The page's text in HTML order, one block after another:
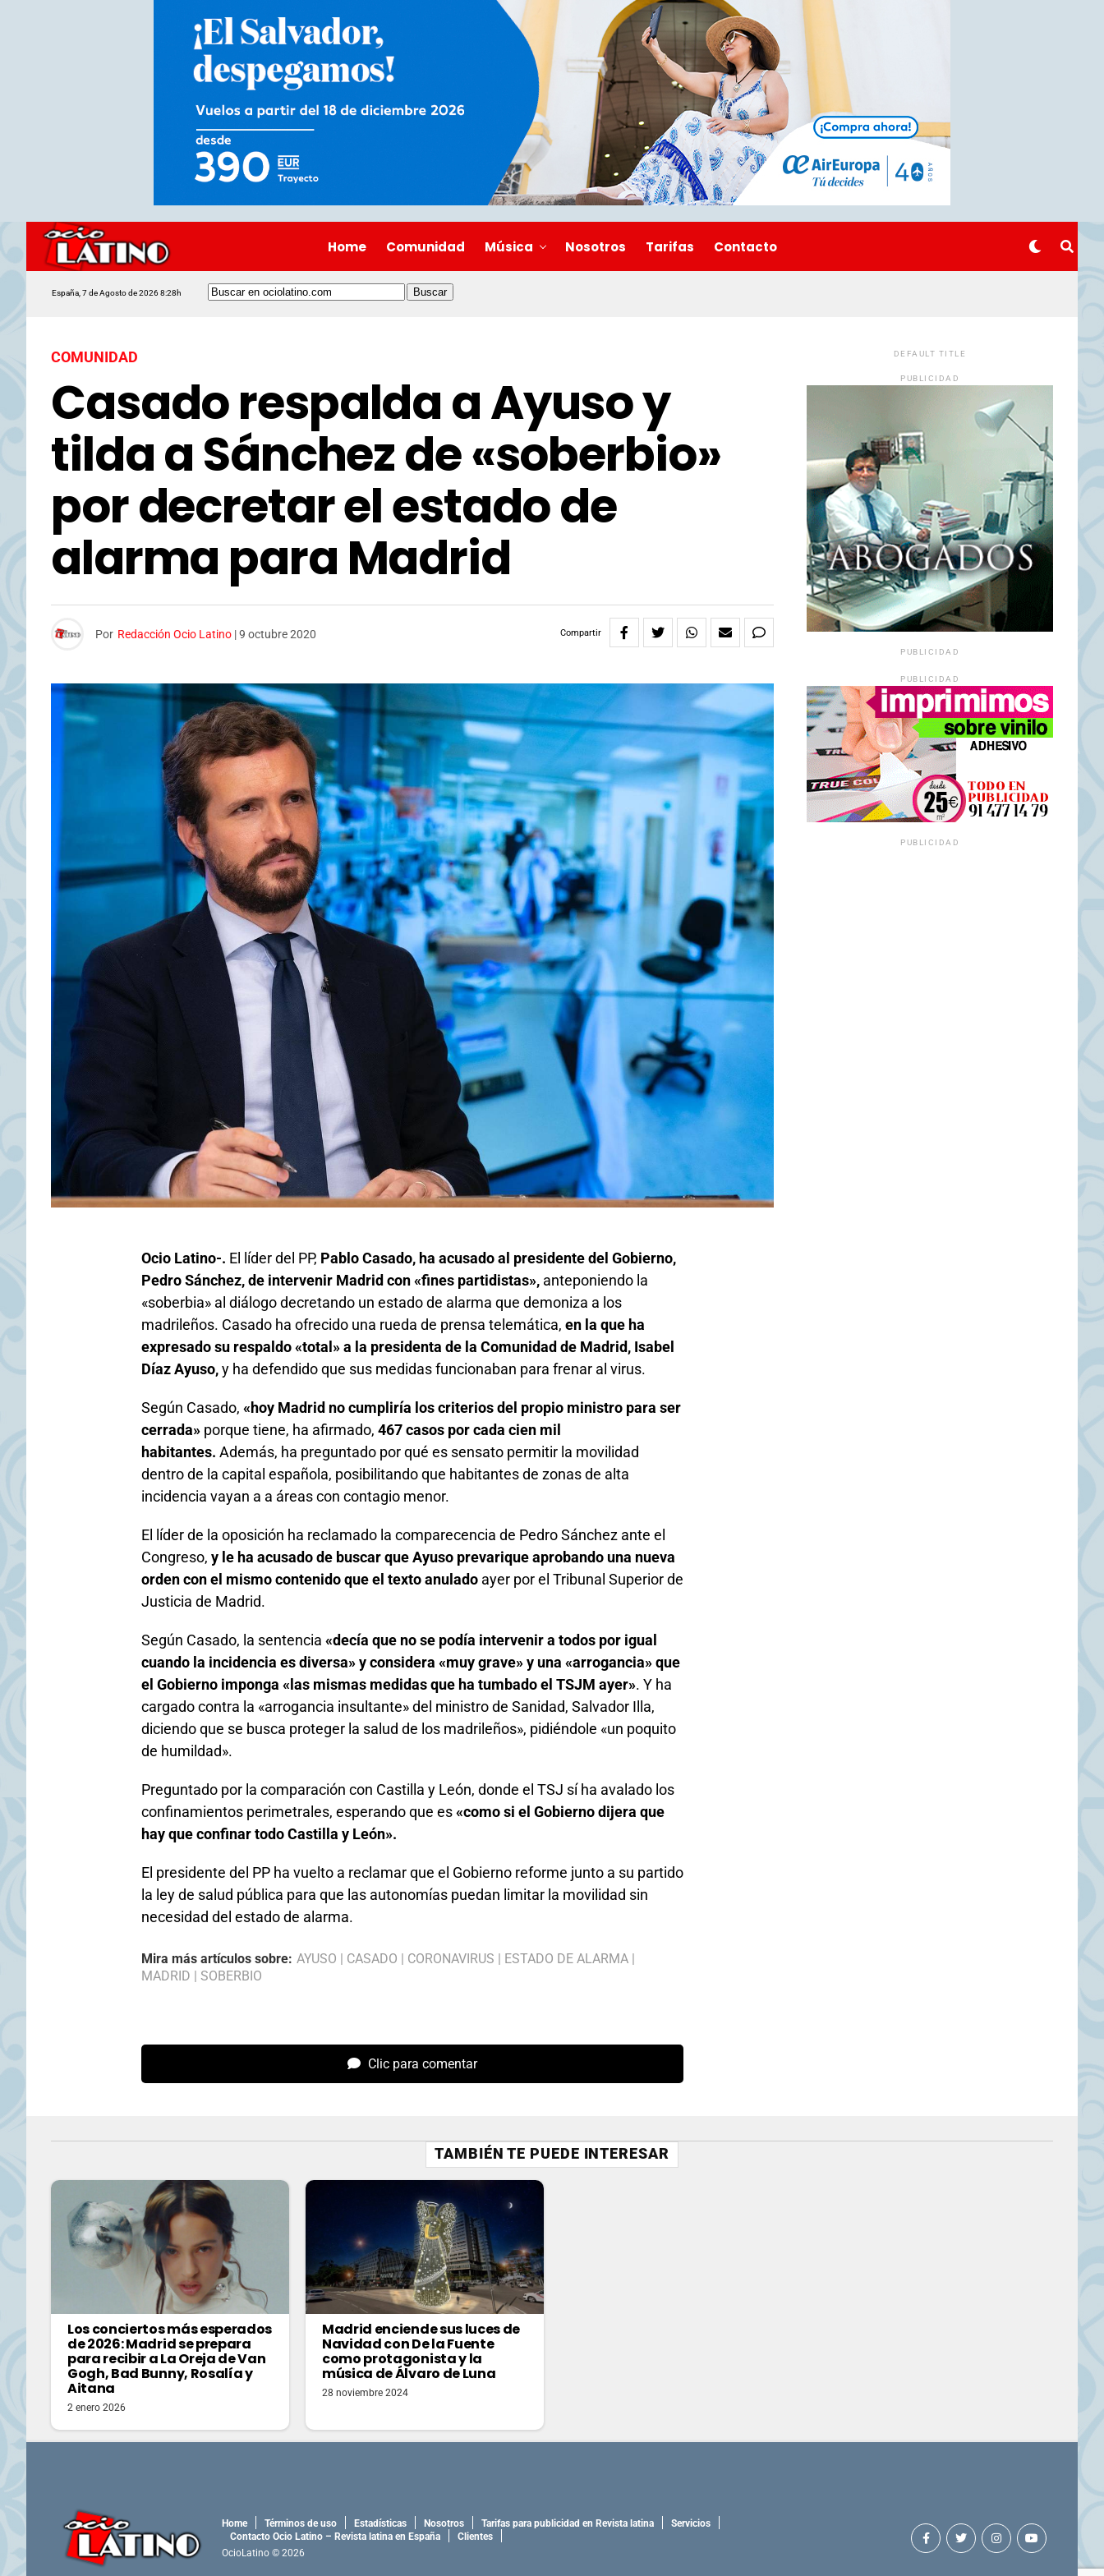
Home Comunidad Música Nosotros Tarifas Contacto
España, 7 de Agosto de 2026 8:28h
COMUNIDAD
Casado respalda a Ayuso y
tilda a Sánchez de «soberbio»
por decretar el estado de
alarma para Madrid
Por Redacción Ocio Latino |9 octubre 2020 Compartir
Ocio Latino-. El líder del PP, Pablo Casado, ha acusado al presidente del Gobierno,
Pedro Sánchez, de intervenir Madrid con «fines partidistas», anteponiendo la
«soberbia» al diálogo decretando un estado de alarma que demoniza a los
madrileños. Casado ha ofrecido una rueda de prensa telemática, en la que ha
expresado su respaldo «total» a la presidenta de la Comunidad de Madrid, Isabel
Díaz Ayuso,y ha defendido que sus medidas funcionaban para frenar al virus.
Según Casado, «hoy Madrid no cumpliría los criterios del propio ministro para ser
cerrada» porque tiene, ha afirmado, 467 casos por cada cien mil
habitantes. Además, ha preguntado por qué es sensato permitir la movilidad
dentro de la capital española, posibilitando que habitantes de zonas de alta
incidencia vayan a a áreas con contagio menor.
El líder de la oposición ha reclamado la comparecencia de Pedro Sánchez ante el
Congreso, y le ha acusado de buscar que Ayuso prevarique aprobando una nueva
orden con el mismo contenido que el texto anulado ayer por el Tribunal Superior de
Justicia de Madrid.
Según Casado, la sentencia «decía que no se podía intervenir a todos por igual
cuando la incidencia es diversa» y considera «muy grave» y una «arrogancia» que
el Gobierno imponga «las mismas medidas que ha tumbado el TSJM ayer». Y ha
cargado contra la «arrogancia insultante» del ministro de Sanidad, Salvador Illa,
diciendo que se busca proteger la salud de los madrileños», pidiéndole «un poquito
de humildad».
Preguntado por la comparación con Castilla y León, donde el TSJ sí ha avalado los
confinamientos perimetrales, esperando que es«como si el Gobierno dijera que
hay que confinar todo Castilla y León».
El presidente del PP ha vuelto a reclamar que el Gobierno reforme junto a su partido
la ley de salud pública para que las autonomías puedan limitar la movilidad sin
necesidad del estado de alarma.
Mira más artículos sobre: AYUSO | CASADO | CORONAVIRUS | ESTADO DE ALARMA |
MADRID | SOBERBIO
Clic para comentar
DEFAULT TITLE
PUBLICIDAD
PUBLICIDAD
PUBLICIDAD
PUBLICIDAD
TAMBIÉN TE PUEDE INTERESAR
Los conciertos más esperados
de 2026: Madrid se prepara
para recibir a La Oreja de Van
Gogh, Bad Bunny, Rosalía y
Aitana
2 enero 2026
Madrid enciende sus luces de
Navidad con De la Fuente
como protagonista y la
música de Álvaro de Luna
28 noviembre 2024
Home Términos de uso Estadísticas Nosotros Tarifas para publicidad en Revista latina
Servicios
Contacto Ocio Latino – Revista latina en España
Clientes
OcioLatino © 2026